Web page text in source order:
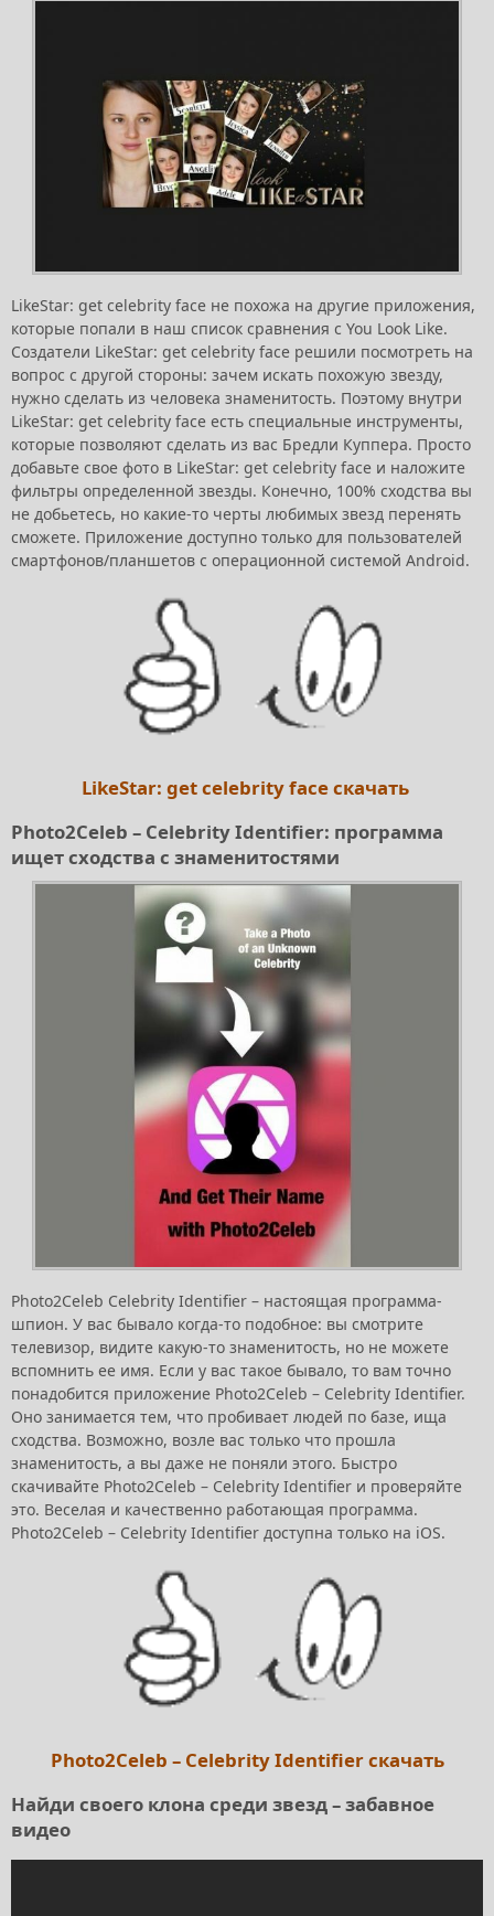
LikeStar: get celebrity face не похожа на другие приложения,
которые попали в наш список сравнения с You Look Like.
Создатели LikeStar: get celebrity face решили посмотреть на
вопрос с другой стороны: зачем искать похожую звезду,
нужно сделать из человека знаменитость. Поэтому внутри
LikeStar: get celebrity face есть специальные инструменты,
которые позволяют сделать из вас Бредли Куппера. Просто
добавьте свое фото в LikeStar: get celebrity face и наложите
фильтры определенной звезды. Конечно, 100% сходства вы
не добьетесь, но какие-то черты любимых звезд перенять
сможете. Приложение доступно только для пользователей
смартфонов/планшетов с операционной системой Android.
LikeStar: get celebrity face скачать
Photo2Celeb – Celebrity Identifier: программа
ищет сходства с знаменитостями
Photo2Celeb Celebrity Identifier – настоящая программа-
шпион. У вас бывало когда-то подобное: вы смотрите
телевизор, видите какую-то знаменитость, но не можете
вспомнить ее имя. Если у вас такое бывало, то вам точно
понадобится приложение Photo2Celeb – Celebrity Identifier.
Оно занимается тем, что пробивает людей по базе, ища
сходства. Возможно, возле вас только что прошла
знаменитость, а вы даже не поняли этого. Быстро
скачивайте Photo2Celeb – Celebrity Identifier и проверяйте
это. Веселая и качественно работающая программа.
Photo2Celeb – Celebrity Identifier доступна только на iOS.
Photo2Celeb – Celebrity Identifier скачать
Найди своего клона среди звезд – забавное
видео